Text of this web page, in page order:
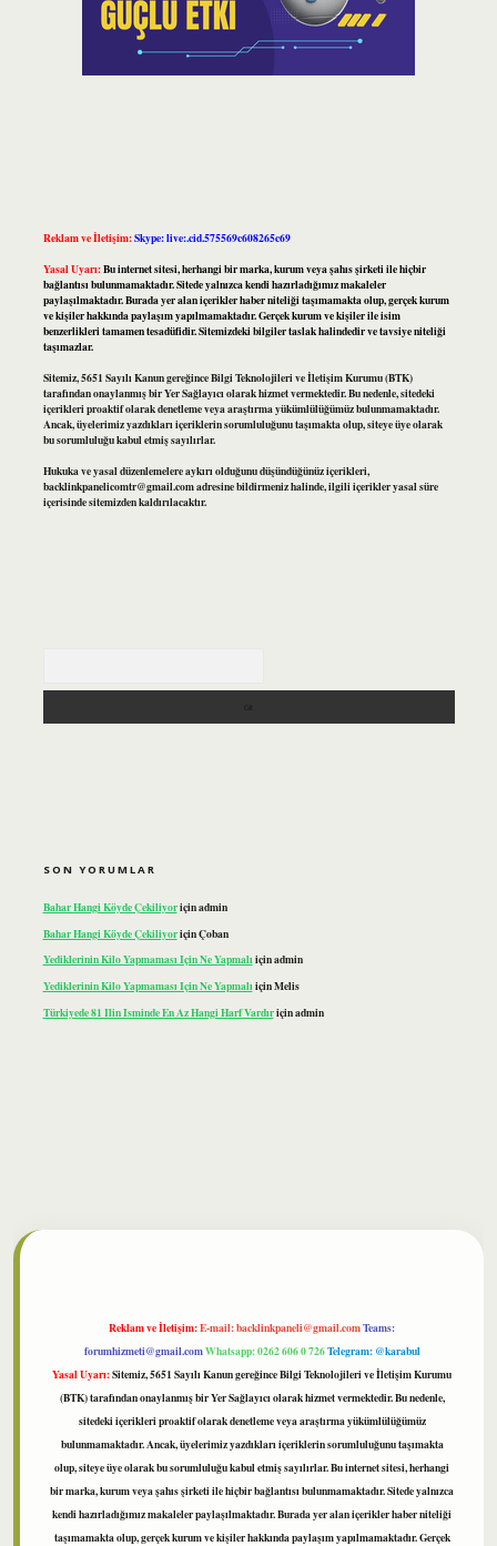
Reklam ve İletişim:Skype: live:.cid.575569c608265c69
Yasal Uyarı:Bu internet sitesi, herhangi bir marka, kurum veya şahıs şirketi ile hiçbir
bağlantısı bulunmamaktadır. Sitede yalnızca kendi hazırladığımız makaleler
paylaşılmaktadır. Burada yer alan içerikler haber niteliği taşımamakta olup, gerçek kurum
ve kişiler hakkında paylaşım yapılmamaktadır. Gerçek kurum ve kişiler ile isim
benzerlikleri tamamen tesadüfidir. Sitemizdeki bilgiler taslak halindedir ve tavsiye niteliği
taşımazlar.
Sitemiz, 5651 Sayılı Kanun gereğince Bilgi Teknolojileri ve İletişim Kurumu (BTK)
tarafından onaylanmış bir Yer Sağlayıcı olarak hizmet vermektedir. Bu nedenle, sitedeki
içerikleri proaktif olarak denetleme veya araştırma yükümlülüğümüz bulunmamaktadır.
Ancak, üyelerimiz yazdıkları içeriklerin sorumluluğunu taşımakta olup, siteye üye olarak
bu sorumluluğu kabul etmiş sayılırlar.
Hukuka ve yasal düzenlemelere aykırı olduğunu düşündüğünüz içerikleri,
backlinkpanelicomtr@gmail.comadresine bildirmeniz halinde, ilgili içerikler yasal süre
içerisinde sitemizden kaldırılacaktır.
SON YORUMLAR
Bahar Hangi Köyde Çekiliyoriçinadmin
Bahar Hangi Köyde ÇekiliyoriçinÇoban
Yediklerinin Kilo Yapmaması Için Ne Yapmalıiçinadmin
Yediklerinin Kilo Yapmaması Için Ne YapmalıiçinMelis
Türkiyede 81 Ilin Isminde En Az Hangi Harf Vardıriçinadmin
Reklam ve İletişim:E-mail:backlinkpaneli@gmail.comTeams:
forumhizmeti@gmail.comWhatsapp: 0262 606 0 726Telegram: @karabul
Yasal Uyarı:Sitemiz, 5651 Sayılı Kanun gereğince Bilgi Teknolojileri ve İletişim Kurumu
(BTK) tarafından onaylanmış bir Yer Sağlayıcı olarak hizmet vermektedir. Bu nedenle,
sitedeki içerikleri proaktif olarak denetleme veya araştırma yükümlülüğümüz
bulunmamaktadır. Ancak, üyelerimiz yazdıkları içeriklerin sorumluluğunu taşımakta
olup, siteye üye olarak bu sorumluluğu kabul etmiş sayılırlar. Bu internet sitesi, herhangi
bir marka, kurum veya şahıs şirketi ile hiçbir bağlantısı bulunmamaktadır. Sitede yalnızca
kendi hazırladığımız makaleler paylaşılmaktadır. Burada yer alan içerikler haber niteliği
taşımamakta olup, gerçek kurum ve kişiler hakkında paylaşım yapılmamaktadır. Gerçek